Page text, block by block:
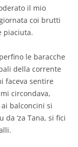
il mio
coi brutti
piaciuta.
le baracche
della corrente
faceva sentire
circondava,
balconcini si
da ‘za Tana, si fici